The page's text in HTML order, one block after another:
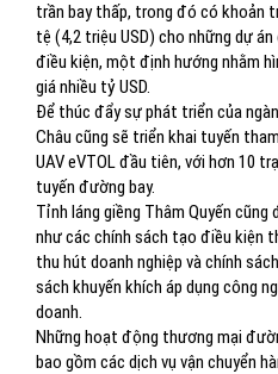
trần bay thấp, trong đó có khoản
tệ (4,2 triệu USD) cho những dự
điều kiện, một định hướng nhằm
giá nhiều tỷ USD.
Để thúc đẩy sự phát triển của
Châu cũng sẽ triển khai tuyến
UAV eVTOL đầu tiên, với hơn 10
tuyến đường bay.
Tỉnh láng giềng Thâm Quyến
như các chính sách tạo điều kiện
thu hút doanh nghiệp và chính
sách khuyến khích áp dụng công
doanh.
Những hoạt động thương mại
bao gồm các dịch vụ vận chuyển